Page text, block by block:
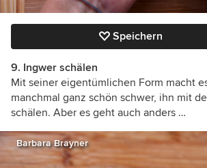
Speichern
9. Ingwer schälen
Mit seiner eigentümlichen Form macht
manchmal ganz schön schwer, ihn mit
schälen. Aber es geht auch anders …
Barbara Brayner